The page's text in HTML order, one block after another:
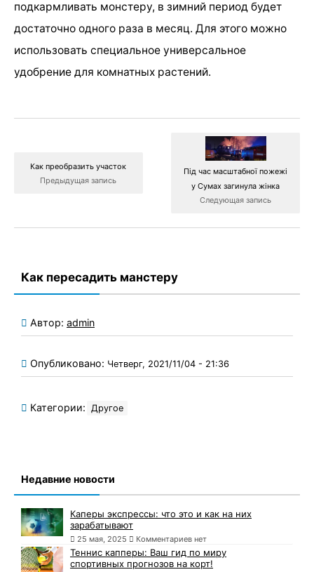
подкармливать монстеру, в зимний период будет
достаточно одного раза в месяц. Для этого можно
использовать специальное универсальное
удобрение для комнатных растений.
Как преобразить участок
Предыдущая запись
Під час масштабної пожежі
у Сумах загинула жінка
Следующая запись
Как пересадить манстеру
Автор: admin
Опубликовано: Четверг, 2021/11/04 - 21:36
Категории: Другое
Недавние новости
Каперы экспрессы: что это и как на них
зарабатывают
25 мая, 2025 Комментариев нет
Теннис капперы: Ваш гид по миру
спортивных прогнозов на корт!